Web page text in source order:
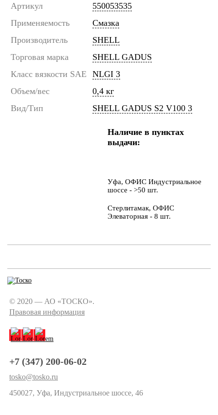
Артикул
550053535
Применяемость
Смазка
Производитель
SHELL
Торговая марка
SHELL GADUS
Класс вязкости SAE
NLGI 3
Объем/вес
0,4 кг
Вид/Тип
SHELL GADUS S2 V100 3
Наличие в пунктах
выдачи:
Уфа, ОФИС Индустриальное
шоссе - >50 шт.
Стерлитамак, ОФИС
Элеваторная - 8 шт.
© 2020 — АО «ТОСКО».
Правовая информация
+7 (347) 200-06-02
tosko@tosko.ru
450027, Уфа, Индустриальное шоссе, 46